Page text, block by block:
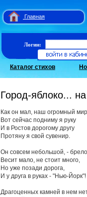
Главная
Логин:
Каталог стихов
Город-яблоко...
Как он мал, наш огромный
Вот сейчас подниму я руку
И в Ростов дорогому другу
Протяну я свой сувенир.
Он совсем небольшой, -
Весит мало, не стоит много,
Но уже позади дорога,
И у друга в руках - "Нью-Йорк"!
Драгоценных камней в нем